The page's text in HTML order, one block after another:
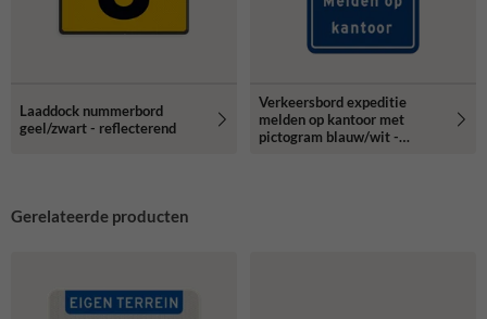
Laaddock nummerbord
geel/zwart - reflecterend
Verkeersbord expeditie
melden op kantoor met
pictogram blauw/wit -
Gerelateerde producten